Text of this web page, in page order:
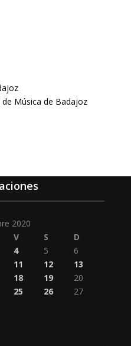
Música de Badajoz
2020
V S
D
4 5
6
11 12
13
18 19
20
25 26
27